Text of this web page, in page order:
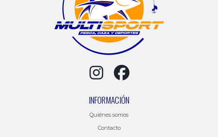
INFORMACIÓN
Quiénes somos
Contacto